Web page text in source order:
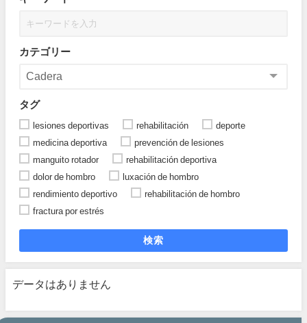
カテゴリー
タグ
lesiones deportivas rehabilitación
deporte
medicina deportiva
prevención de lesiones
manguito rotador
rehabilitación deportiva
dolor de hombro
luxación de hombro
rendimiento deportivo
rehabilitación de hombro
fractura por estrés
検索
データはありません